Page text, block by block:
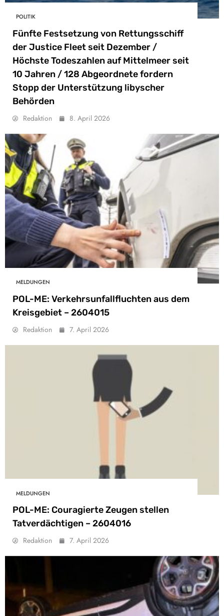
POLITIK
Fünfte Festsetzung von Rettungsschiff
der Justice Fleet seit Dezember /
Höchste Todeszahlen auf Mittelmeer seit
10 Jahren / 128 Abgeordnete fordern
Stopp der Unterstützung libyscher
Behörden
Redaktion 8. April 2026
MELDUNGEN
POL-ME: Verkehrsunfallfluchten aus dem
Kreisgebiet – 2604015
Redaktion 7. April 2026
MELDUNGEN
POL-ME: Couragierte Zeugen stellen
Tatverdächtigen – 2604016
Redaktion 7. April 2026